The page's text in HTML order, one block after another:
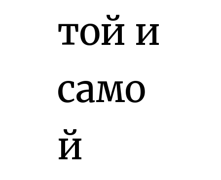
той и
само
й